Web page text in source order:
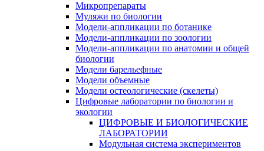
Микропрепараты
Муляжи по биологии
Модели-аппликации по ботанике
Модели-аппликации по зоологии
Модели-аппликации по анатомии и общей
биологии
Модели барельефные
Модели объемные
Модели остеологические (скелеты)
Цифровые лаборатории по биологии и
экологии
ЦИФРОВЫЕ И БИОЛОГИЧЕСКИЕ
ЛАБОРАТОРИИ
Модульная система экспериментов